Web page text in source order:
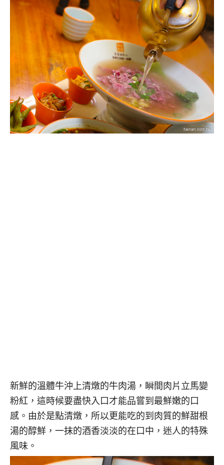
新鮮的溫體牛沖上清燉的牛肉湯，瞬間肉片立馬變
粉紅，這時候要盡快入口才能品嘗到最鮮嫩的口
感。由於是點清燉，所以更能吃的到肉質的鮮甜根
湯的醇鮮，一抹的酒香淡淡的在口中，迷人的特殊
風味。